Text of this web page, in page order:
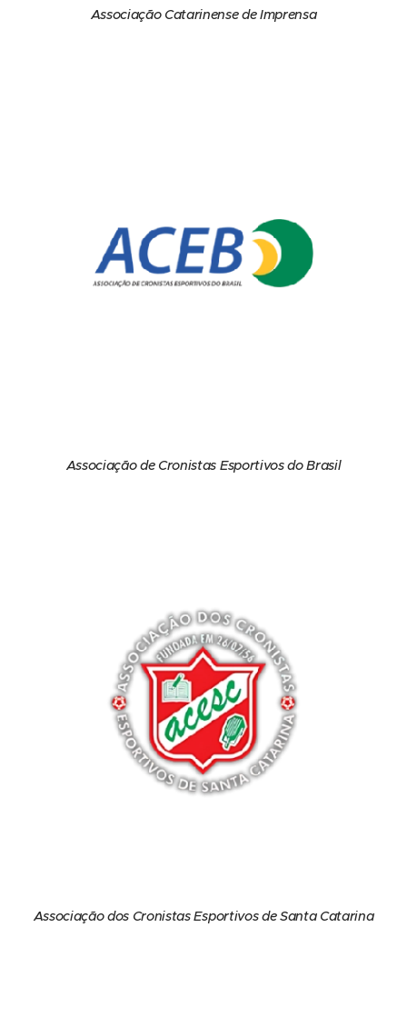
Associação Catarinense de Imprensa
Associação de Cronistas Esportivos do Brasil
Associação dos Cronistas Esportivos de Santa Catarina